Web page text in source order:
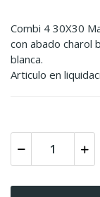
Combi 4 30X30
con abado charol
blanca.
Articulo en